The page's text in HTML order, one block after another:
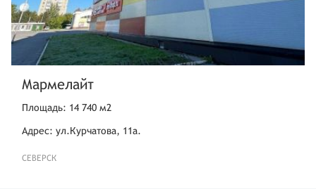
Мармелайт
Площадь: 14 740 м2
Адрес: ул.Курчатова, 11а.
СЕВЕРСК